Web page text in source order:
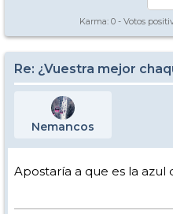
Karma: 0 - Votos
Re: ¿Vuestra mejor
Nemancos
Apostaría a que es la azul